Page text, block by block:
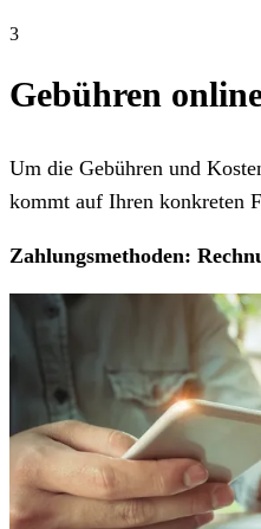
3
Gebühren
Um die Gebühren und
kommt auf Ihren konkreten
Zahlungsmethoden: